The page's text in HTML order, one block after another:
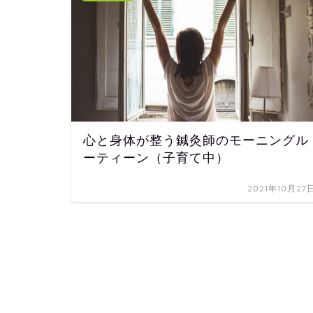
心と身体が整う鍼灸師のモーニングル
ーティーン（子育て中）
2021年10月27